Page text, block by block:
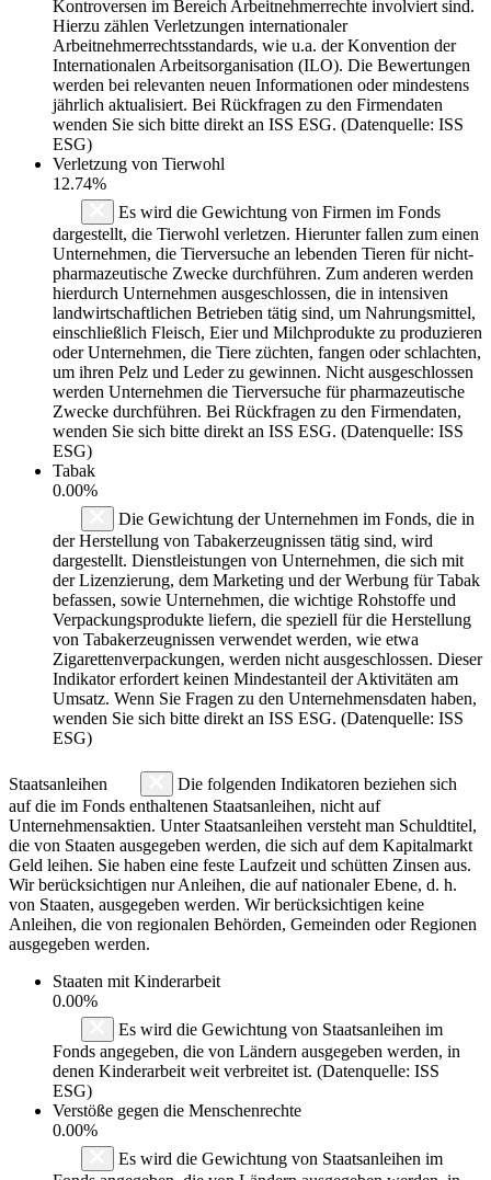
Kontroversen im Bereich Arbeitnehmerrechte involviert sind.
Hierzu zählen Verletzungen internationaler
Arbeitnehmerrechtsstandards, wie u.a. der Konvention der
Internationalen Arbeitsorganisation (ILO). Die Bewertungen
werden bei relevanten neuen Informationen oder mindestens
jährlich aktualisiert. Bei Rückfragen zu den Firmendaten
wenden Sie sich bitte direkt an ISS ESG. (Datenquelle: ISS
ESG)
Verletzung von Tierwohl
12.74%
Es wird die Gewichtung von Firmen im Fonds
dargestellt, die Tierwohl verletzen. Hierunter fallen zum einen
Unternehmen, die Tierversuche an lebenden Tieren für nicht-
pharmazeutische Zwecke durchführen. Zum anderen werden
hierdurch Unternehmen ausgeschlossen, die in intensiven
landwirtschaftlichen Betrieben tätig sind, um Nahrungsmittel,
einschließlich Fleisch, Eier und Milchprodukte zu produzieren
oder Unternehmen, die Tiere züchten, fangen oder schlachten,
um ihren Pelz und Leder zu gewinnen. Nicht ausgeschlossen
werden Unternehmen die Tierversuche für pharmazeutische
Zwecke durchführen. Bei Rückfragen zu den Firmendaten,
wenden Sie sich bitte direkt an ISS ESG. (Datenquelle: ISS
ESG)
Tabak
0.00%
Die Gewichtung der Unternehmen im Fonds, die in
der Herstellung von Tabakerzeugnissen tätig sind, wird
dargestellt. Dienstleistungen von Unternehmen, die sich mit
der Lizenzierung, dem Marketing und der Werbung für Tabak
befassen, sowie Unternehmen, die wichtige Rohstoffe und
Verpackungsprodukte liefern, die speziell für die Herstellung
von Tabakerzeugnissen verwendet werden, wie etwa
Zigarettenverpackungen, werden nicht ausgeschlossen. Dieser
Indikator erfordert keinen Mindestanteil der Aktivitäten am
Umsatz. Wenn Sie Fragen zu den Unternehmensdaten haben,
wenden Sie sich bitte direkt an ISS ESG. (Datenquelle: ISS
ESG)
Staatsanleihen
Die folgenden Indikatoren beziehen sich
auf die im Fonds enthaltenen Staatsanleihen, nicht auf
Unternehmensaktien. Unter Staatsanleihen versteht man Schuldtitel,
die von Staaten ausgegeben werden, die sich auf dem Kapitalmarkt
Geld leihen. Sie haben eine feste Laufzeit und schütten Zinsen aus.
Wir berücksichtigen nur Anleihen, die auf nationaler Ebene, d. h.
von Staaten, ausgegeben werden. Wir berücksichtigen keine
Anleihen, die von regionalen Behörden, Gemeinden oder Regionen
ausgegeben werden.
Staaten mit Kinderarbeit
0.00%
Es wird die Gewichtung von Staatsanleihen im
Fonds angegeben, die von Ländern ausgegeben werden, in
denen Kinderarbeit weit verbreitet ist. (Datenquelle: ISS
ESG)
Verstöße gegen die Menschenrechte
0.00%
Es wird die Gewichtung von Staatsanleihen im